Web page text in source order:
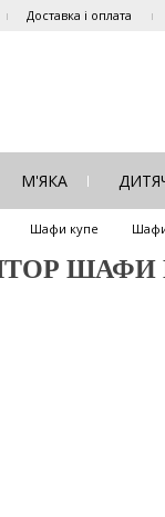
Доставка і оплата
М'ЯКА
Шафи купе Шафи
ШАФИ